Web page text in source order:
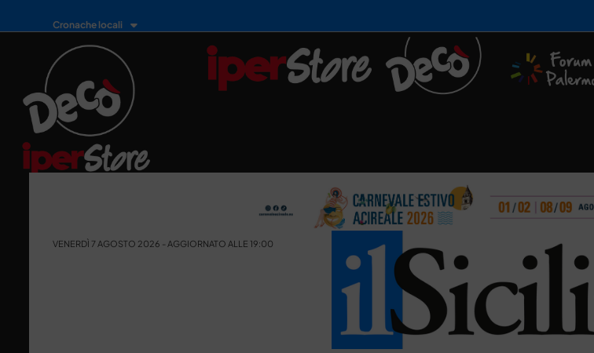
Cronache locali
VENERDÌ 7 AGOSTO 2026 - AGGIORNATO ALLE 19:00